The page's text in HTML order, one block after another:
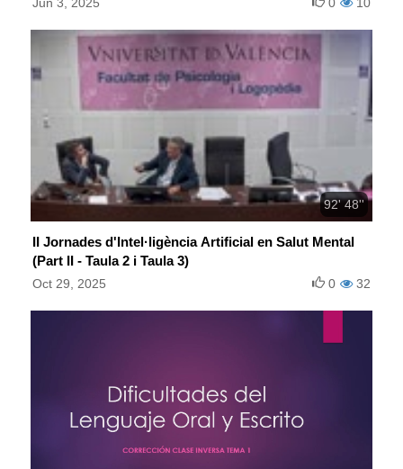
92' 48''
II Jornades d'Intel·ligència Artificial en Salut Mental
(Part II - Taula 2 i Taula 3)
Oct 29, 2025 32
0